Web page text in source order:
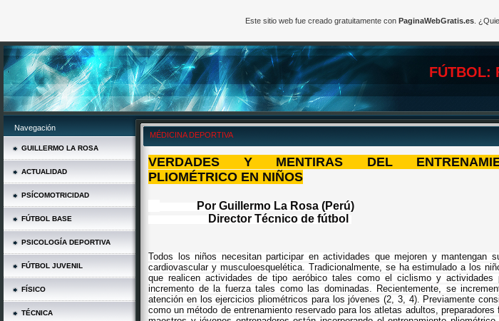
FÚTBOL:
Navegación
GUILLERMO LA ROSA
ACTUALIDAD
PSÍCOMOTRICIDAD
FÚTBOL BASE
PSICOLOGÍA DEPORTIVA
FÚTBOL JUVENIL
FÍSICO
TÉCNICA
MÉDICINA DEPORTIVA
VERDADES Y MENTIRAS DEL
PLIOMÉTRICO EN NIÑOS
Por Guillermo La Rosa (Perú)
Director Técnico de fútbol
Todos los niños necesitan participar en actividades que mejoren y mantengan
cardiovascular y musculoesquelética. Tradicionalmente, se ha estimulado a los
que realicen actividades de tipo aeróbico tales como el ciclismo y actividades
incremento de la fuerza tales como las dominadas. Recientemente, se
atención en los ejercicios pliométricos para los jóvenes (2, 3, 4). Previamente
como un método de entrenamiento reservado para los atletas adultos, preparadores
Este sitio web fue creado gratuitamente con PaginaWebGratis.es.